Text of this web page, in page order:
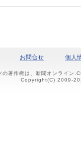
お問合せ 個人
著作権は、新聞オンライン
Copyright(C) 2009-